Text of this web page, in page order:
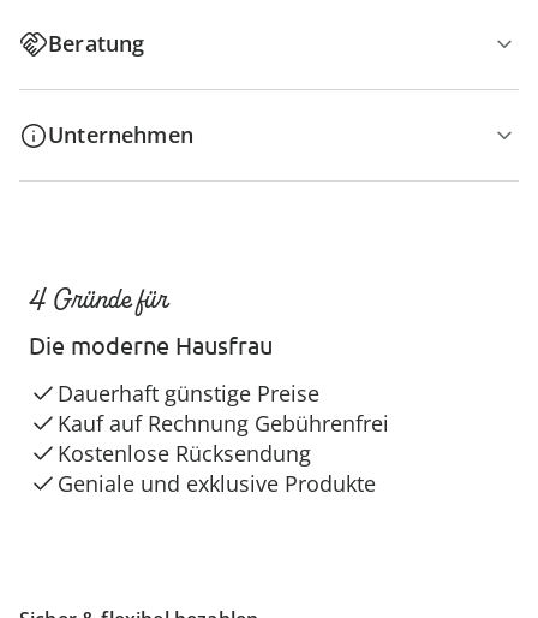
Beratung
Unternehmen
4 Gründe für
Die moderne Hausfrau
Dauerhaft günstige Preise
Kauf auf Rechnung Gebührenfrei
Kostenlose Rücksendung
Geniale und exklusive Produkte